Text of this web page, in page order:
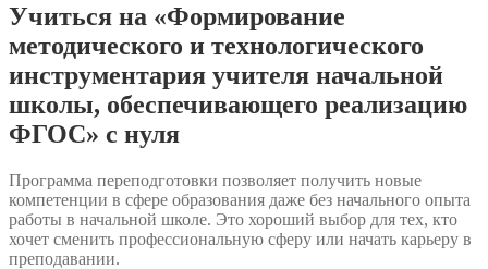
Учиться на «Формирование
методического и технологического
инструментария учителя начальной
школы, обеспечивающего реализацию
ФГОС» с нуля
Программа переподготовки позволяет получить новые
компетенции в сфере образования даже без начального опыта
работы в начальной школе. Это хороший выбор для тех, кто
хочет сменить профессиональную сферу или начать карьеру в
преподавании.